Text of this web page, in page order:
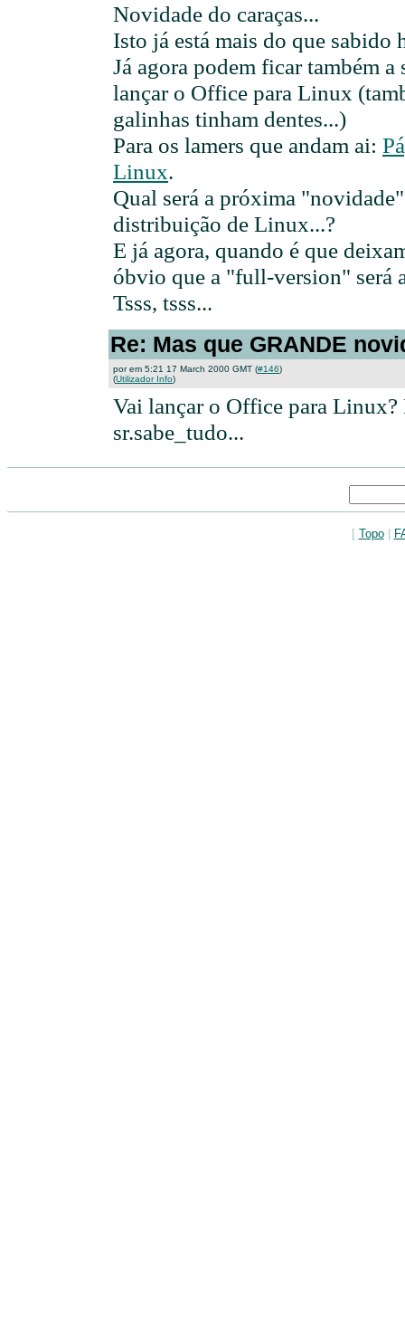
Novidade do caraças...
Isto já está mais do que sabido
Já agora podem ficar também
lançar o Office para Linux
galinhas tinham dentes...)
Para os lamers que andam ai:
Linux.
Qual será a próxima
distribuição de Linux...?
E já agora, quando é que
óbvio que a "full-version" será
Tsss, tsss...
Re: Mas que GRANDE
por em 5:21 17 March 2000 GMT (#146)
(Utilizador Info)
Vai lançar o Office para
sr.sabe_tudo...
[ Topo|